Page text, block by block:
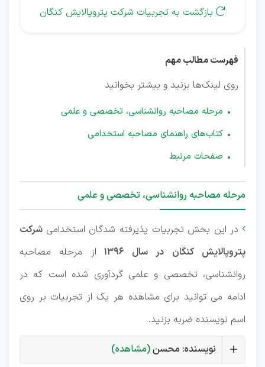
 بازگشت به تجربیات شرکت پتروپالایش کنگان
فهرست مطالب مهم
روی لینک‌ها بزنید و بیشتر بخوانید
مرحله مصاحبه روانشناسی، تخصصی و علمی
کتاب‌های راهنمای مصاحبه استخدامی
صفحات مرتبط
مرحله مصاحبه روانشناسی، تخصصی و علمی
 در این بخش تجربیات پذیرفته شدگان استخدامی شرکت
پتروپالایش کنگان در سال 1396
از مرحله مصاحبه
روانشناسی، تخصصی و علمی گردآوری شده است که در
ادامه می توانید برای مشاهده هر یک از تجربیات بر روی
اسم نویسنده ضربه بزنید.
نویسنده: محسن(مشاهده)